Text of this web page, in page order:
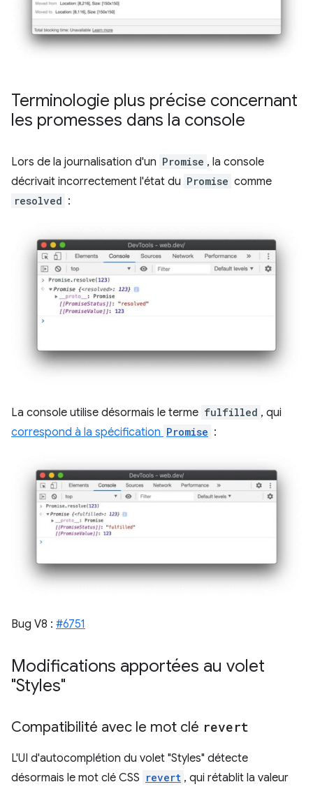
Terminologie plus précise concernant
les promesses dans la console
Lors de la journalisation d'un Promise , la console
décrivait incorrectement l'état du Promise comme
resolved :
La console utilise désormais le terme fulfilled , qui
correspond à la spécification Promise :
Bug V8 : #6751
Modifications apportées au volet
"Styles"
Compatibilité avec le mot clé revert
L'UI d'autocomplétion du volet "Styles" détecte
désormais le mot clé CSS revert , qui rétablit la valeur